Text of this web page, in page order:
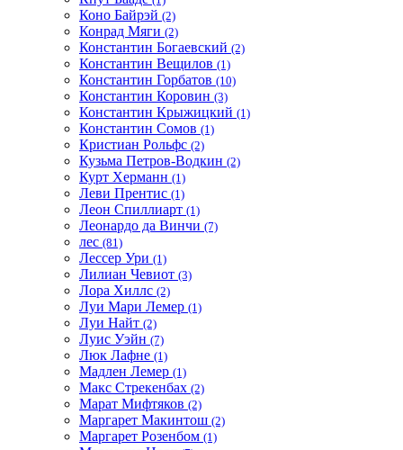
Коно Байрэй (2)
Конрад Мяги (2)
Константин Богаевский (2)
Константин Вещилов (1)
Константин Горбатов (10)
Константин Коровин (3)
Константин Крыжицкий (1)
Константин Сомов (1)
Кристиан Рольфс (2)
Кузьма Петров-Водкин (2)
Курт Херманн (1)
Леви Прентис (1)
Леон Спиллиарт (1)
Леонардо да Винчи (7)
лес (81)
Лессер Ури (1)
Лилиан Чевиот (3)
Лора Хиллс (2)
Луи Мари Лемер (1)
Луи Найт (2)
Луис Уэйн (7)
Люк Лафне (1)
Мадлен Лемер (1)
Макс Стрекенбах (2)
Марат Мифтяков (2)
Маргарет Макинтош (2)
Маргарет Розенбом (1)